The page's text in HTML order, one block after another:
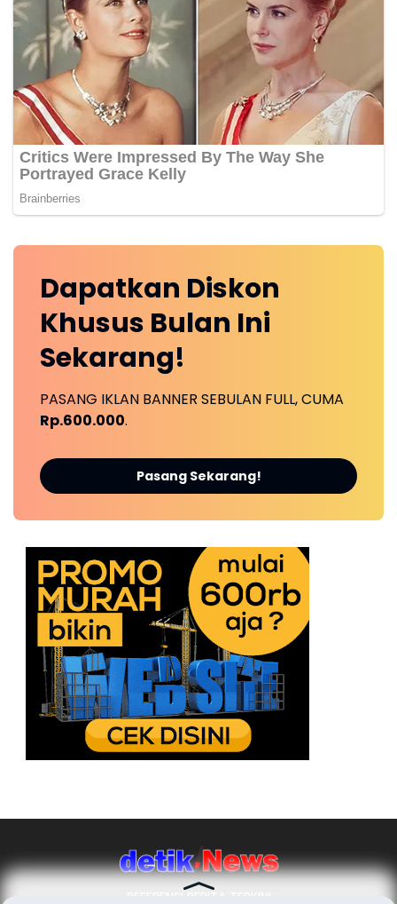
Dapatkan Diskon
Khusus Bulan Ini
Sekarang!
PASANG IKLAN BANNER SEBULAN FULL, CUMA
Rp.600.000.
Pasang Sekarang!